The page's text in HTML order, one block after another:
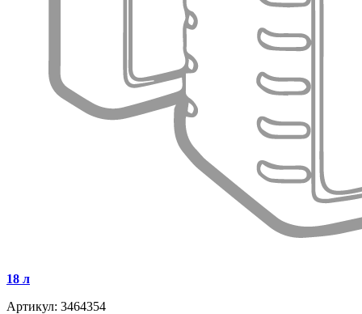
18 л
Артикул: 3464354